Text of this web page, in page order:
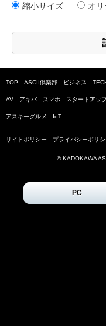
縮小サイズ オ
TOP ASCII倶楽部 ビジネス
AV アキバ スマホ スタートアッ
アスキーグルメ IoT
サイトポリシー プライバシーポリシ
© KADOKAWA
PC